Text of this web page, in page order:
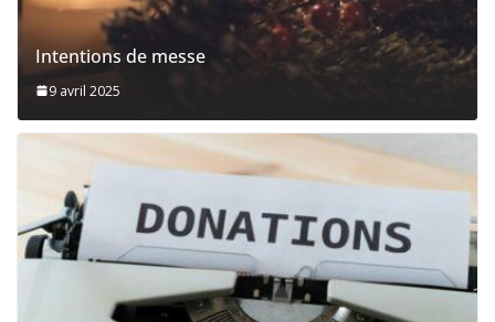
Intentions de messe
9 avril 2025